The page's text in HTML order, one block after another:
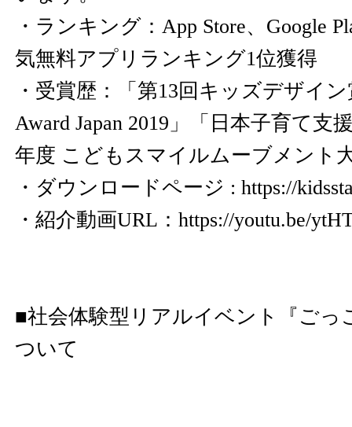
・ランキング：App Store、Google
気無料アプリランキング1位獲得
・受賞歴：「第13回キッズデザイン
Award Japan 2019」「日本子育て支
年度 こどもスマイルムーブメント
・ダウンロードページ : https://
・紹介動画URL： https://youtu.be/
■社会体験型リアルイベント『ごっ
ついて